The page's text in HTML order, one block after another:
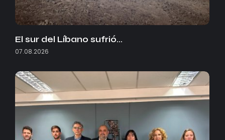
El sur del Líbano sufrió…
07.08.2026